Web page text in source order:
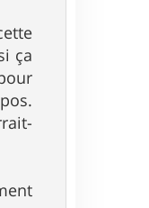
ça